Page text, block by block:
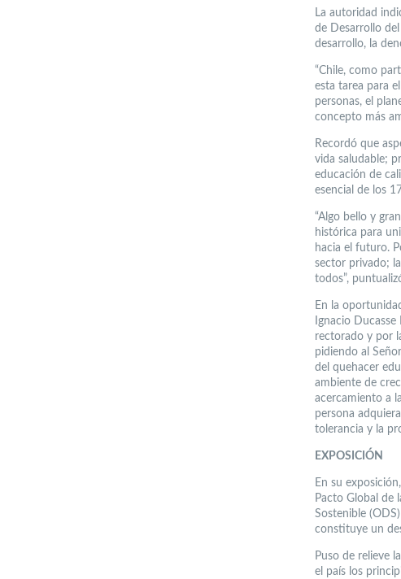
La autoridad
de Desarrollo
desarrollo, la
“Chile, como
esta tarea para
personas, el
concepto más
Recordó que
vida saludable;
educación de
esencial de los
“Algo bello y
histórica para
hacia el futuro.
sector privado;
todos”,
En la
Ignacio
rectorado y por
pidiendo al
del quehacer
ambiente de
acercamiento a
persona
tolerancia y la
EXPOSICIÓN
En su
Pacto Global de
Sostenible
constituye un
Puso de relieve
el país los